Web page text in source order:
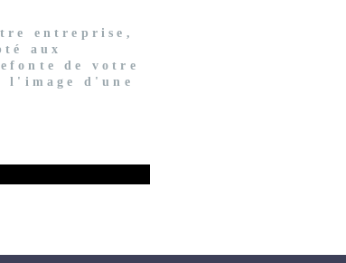
entreprise,
aux
de votre
d'une